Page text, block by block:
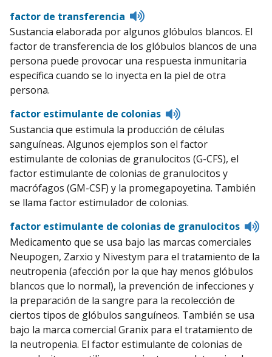
factor de transferencia
Listen
pronunciation
Sustancia elaborada por algunos glóbulos blancos. El
factor de transferencia de los glóbulos blancos de una
persona puede provocar una respuesta inmunitaria
específica cuando se lo inyecta en la piel de otra
persona.
factor estimulante de colonias
Listen
to
pronunciation
Sustancia que estimula la producción de células
sanguíneas. Algunos ejemplos son el factor
estimulante de colonias de granulocitos (G-CFS), el
factor estimulante de colonias de granulocitos y
macrófagos (GM-CSF) y la promegapoyetina. También
se llama factor estimulador de colonias.
factor estimulante de colonias de granulocitos
Medicamento que se usa bajo las marcas comerciales
Neupogen, Zarxio y Nivestym para el tratamiento de la
neutropenia (afección por la que hay menos glóbulos
blancos que lo normal), la prevención de infecciones y
la preparación de la sangre para la recolección de
ciertos tipos de glóbulos sanguíneos. También se usa
bajo la marca comercial Granix para el tratamiento de
la neutropenia. El factor estimulante de colonias de